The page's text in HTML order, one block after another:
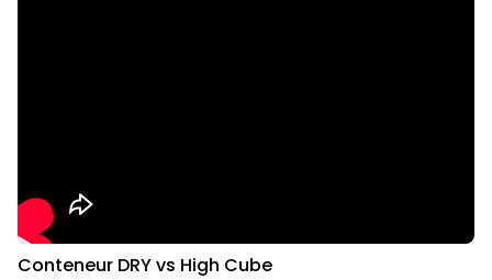
Conteneur DRY vs High Cube